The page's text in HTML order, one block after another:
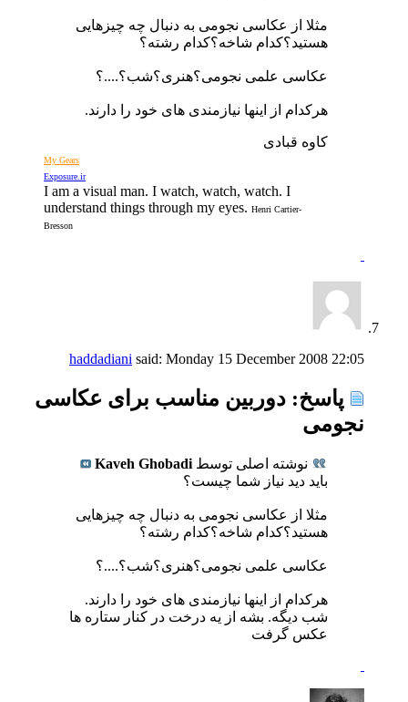
مثلا از عکاسی نجومی به دنبال چه چیزهایی
هستید؟کدام شاخه؟کدام رشته؟
عکاسی علمی نجومی؟هنری؟شب؟....؟
هرکدام از اینها نیازمندی های خود را دارند.
کاوه قبادی
My Gears
Exposure.ir
I am a visual man. I watch, watch, watch. I
understand things through my eyes. Henri Cartier-
Bresson
haddadiani said: Monday 15 December 2008 22:05
پاسخ: دوربین مناسب برای عکاسی
نجومی
نوشته اصلی توسط Kaveh Ghobadi
باید دید نیاز شما چیست؟
مثلا از عکاسی نجومی به دنبال چه چیزهایی
هستید؟کدام شاخه؟کدام رشته؟
عکاسی علمی نجومی؟هنری؟شب؟....؟
هرکدام از اینها نیازمندی های خود را دارند.
شب دیگه. بشه از یه درخت در کنار ستاره ها
عکس گرفت